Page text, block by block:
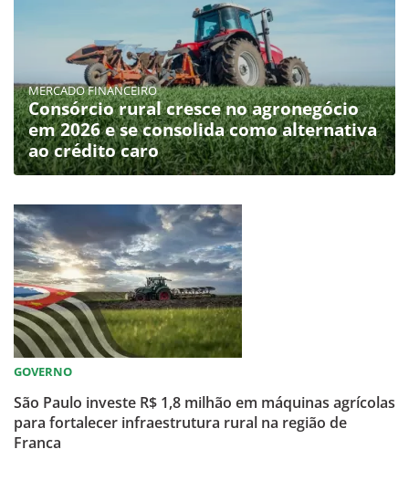
MERCADO FINANCEIRO
Consórcio rural cresce no agronegócio
em 2026 e se consolida como alternativa
ao crédito caro
GOVERNO
São Paulo investe R$ 1,8 milhão em máquinas agrícolas
para fortalecer infraestrutura rural na região de
Franca